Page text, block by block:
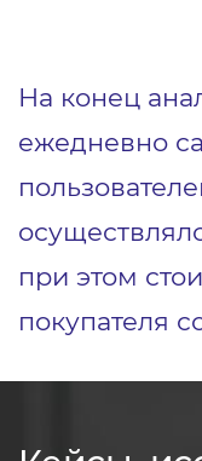
На конец
ежедневно
при этом
покупателя